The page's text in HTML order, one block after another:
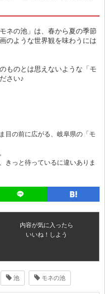
ネの池」は、春から夏の季節
のような世界観を味わうには
ものとは思えないような「モ
さい♪
目の前に広がる、岐阜県の「モ
きっと待っているに違いありま
内容が気に入ったら
いいね！しよう
池 モネの池